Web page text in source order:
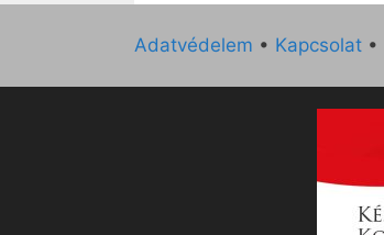
Adatvédelem • Kapcsolat •